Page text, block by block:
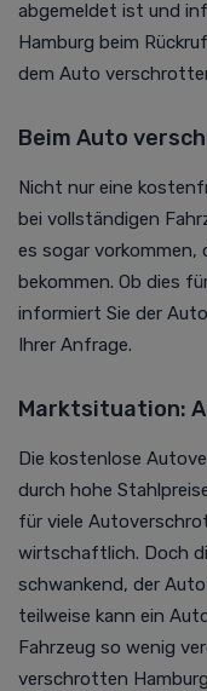
abgemeldet ist und
Hamburg beim
dem Auto
Beim Auto
Nicht nur eine
bei vollständigen
es sogar vorkommen,
bekommen. Ob dies
informiert Sie der
Ihrer Anfrage.
Marktsituation:
Die kostenlose
durch hohe
für viele
wirtschaftlich. Doch
schwankend, der
teilweise kann ein
Fahrzeug so wenig
verschrotten